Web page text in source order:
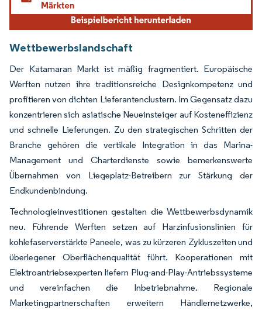
Wettbewerbslandschaft
Der Katamaran Markt ist mäßig fragmentiert. Europäische
Werften nutzen ihre traditionsreiche Designkompetenz und
profitieren von dichten Lieferantenclustern. Im Gegensatz dazu
konzentrieren sich asiatische Neueinsteiger auf Kosteneffizienz
und schnelle Lieferungen. Zu den strategischen Schritten der
Branche gehören die vertikale Integration in das Marina-
Management und Charterdienste sowie bemerkenswerte
Übernahmen von Liegeplatz-Betreibern zur Stärkung der
Endkundenbindung.
Technologieinvestitionen gestalten die Wettbewerbsdynamik
neu. Führende Werften setzen auf Harzinfusionslinien für
kohlefaserverstärkte Paneele, was zu kürzeren Zykluszeiten und
überlegener Oberflächenqualität führt. Kooperationen mit
Elektroantriebsexperten liefern Plug-and-Play-Antriebssysteme
und vereinfachen die Inbetriebnahme. Regionale
Marketingpartnerschaften erweitern Händlernetzwerke,